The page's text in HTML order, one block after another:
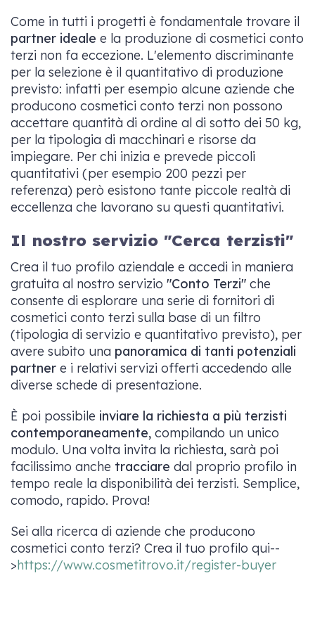
Come in tutti i progetti è fondamentale trovare il
partner ideale e la produzione di cosmetici conto
terzi non fa eccezione. L'elemento discriminante
per la selezione è il quantitativo di produzione
previsto: infatti per esempio alcune aziende che
producono cosmetici conto terzi non possono
accettare quantità di ordine al di sotto dei 50 kg,
per la tipologia di macchinari e risorse da
impiegare. Per chi inizia e prevede piccoli
quantitativi (per esempio 200 pezzi per
referenza) però esistono tante piccole realtà di
eccellenza che lavorano su questi quantitativi.
Il nostro servizio "Cerca terzisti"
Crea il tuo profilo aziendale e accedi in maniera
gratuita al nostro servizio "Conto Terzi" che
consente di esplorare una serie di fornitori di
cosmetici conto terzi sulla base di un filtro
(tipologia di servizio e quantitativo previsto), per
avere subito una panoramica di tanti potenziali
partner e i relativi servizi offerti accedendo alle
diverse schede di presentazione.
È poi possibile inviare la richiesta a più terzisti
contemporaneamente, compilando un unico
modulo. Una volta invita la richiesta, sarà poi
facilissimo anche tracciare dal proprio profilo in
tempo reale la disponibilità dei terzisti. Semplice,
comodo, rapido. Prova!
Sei alla ricerca di aziende che producono
cosmetici conto terzi? Crea il tuo profilo qui--
>https://www.cosmetitrovo.it/register-buyer